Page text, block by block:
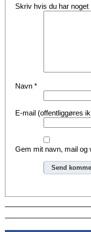
Skriv hvis du har noget
Navn *
E-mail (offentliggøres
Gem mit navn, mail og